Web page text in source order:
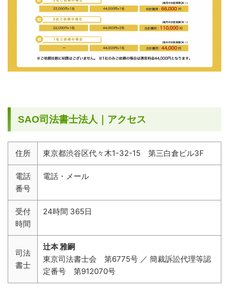
SAO司法書士法人｜アクセス
住所 東京都渋谷区代々木1-32-15 第三白倉ビル3F
電話
番号
電話・メール
受付
時間
24時間 365日
司法
書士
辻本 雅嗣
東京司法書士会 第6775号 ／ 簡裁訴訟代理等認
定番号 第912070号